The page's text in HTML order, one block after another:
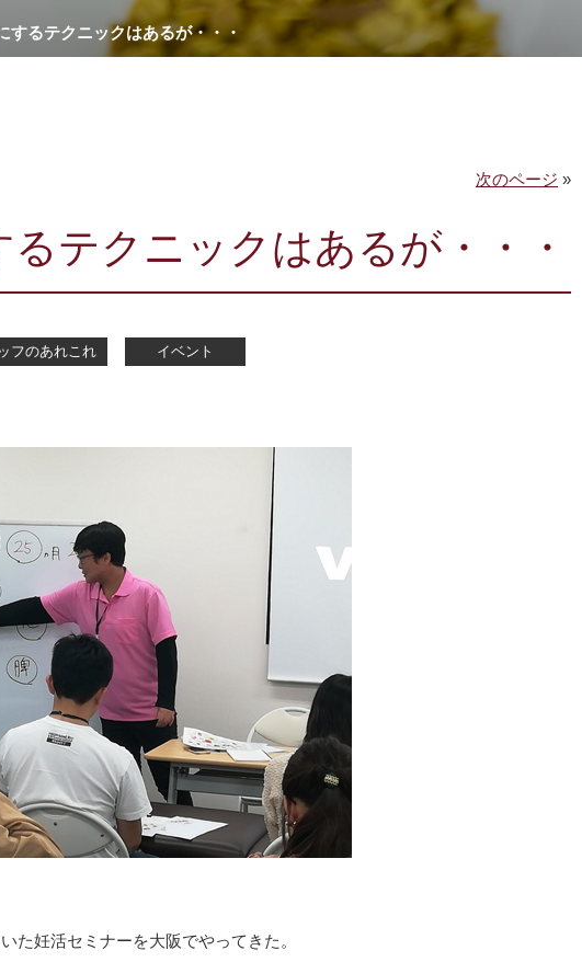
するテクニックはあるが・・・
次のページ »
テクニックはあるが・・・
フのあれこれ イベント
た妊活セミナーを大阪でやってきた。